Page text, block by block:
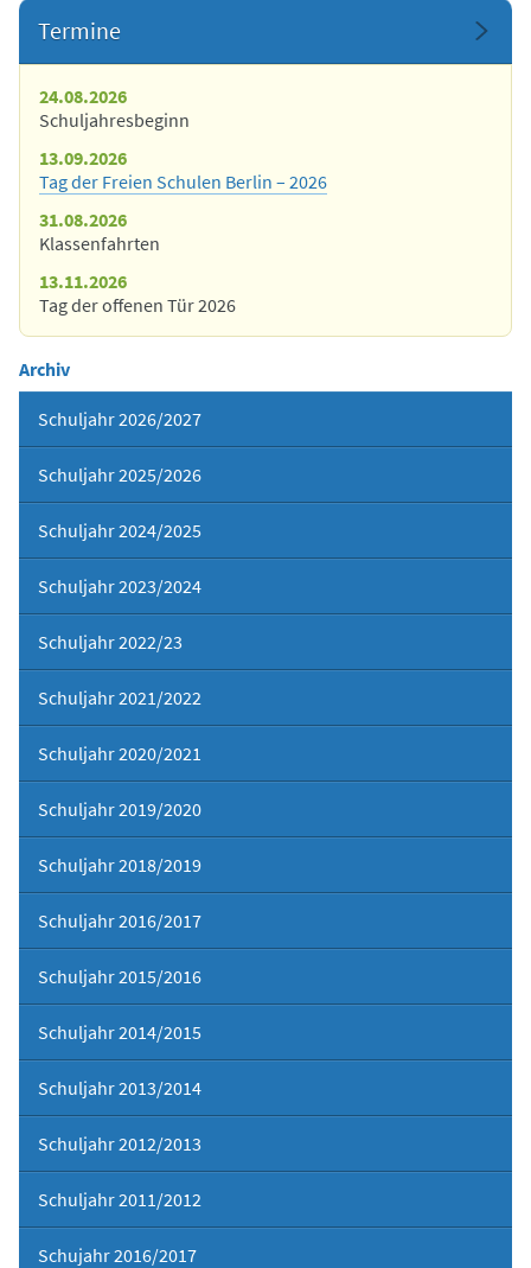
Termine
24.08.2026
Schuljahresbeginn
13.09.2026
Tag der Freien Schulen Berlin – 2026
31.08.2026
Klassenfahrten
13.11.2026
Tag der offenen Tür 2026
Archiv
Schuljahr 2026/2027
Schuljahr 2025/2026
Schuljahr 2024/2025
Schuljahr 2023/2024
Schuljahr 2022/23
Schuljahr 2021/2022
Schuljahr 2020/2021
Schuljahr 2019/2020
Schuljahr 2018/2019
Schuljahr 2016/2017
Schuljahr 2015/2016
Schuljahr 2014/2015
Schuljahr 2013/2014
Schuljahr 2012/2013
Schuljahr 2011/2012
Schujahr 2016/2017